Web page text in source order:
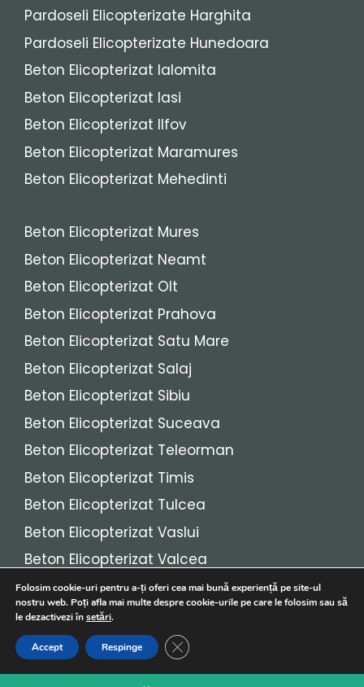
Pardoseli Elicopterizate Harghita
Pardoseli Elicopterizate Hunedoara
Beton Elicopterizat Ialomita
Beton Elicopterizat Iasi
Beton Elicopterizat Ilfov
Beton Elicopterizat Maramures
Beton Elicopterizat Mehedinti
Beton Elicopterizat Mures
Beton Elicopterizat Neamt
Beton Elicopterizat Olt
Beton Elicopterizat Prahova
Beton Elicopterizat Satu Mare
Beton Elicopterizat Salaj
Beton Elicopterizat Sibiu
Beton Elicopterizat Suceava
Beton Elicopterizat Teleorman
Beton Elicopterizat Timis
Beton Elicopterizat Tulcea
Beton Elicopterizat Vaslui
Beton Elicopterizat Valcea
Beton Elicopterizat Vrancea
© 2026Beton Elicopterizat
rezervate!
Folosim cookie-uri pentru a-ți oferi cea mai bună experiență pe site-ul
nostru web. Poți afla mai multe despre cookie-urile pe care le folosim sau să
le dezactivezi însetări.
Accept Respinge Close GDPR Cookie Banner